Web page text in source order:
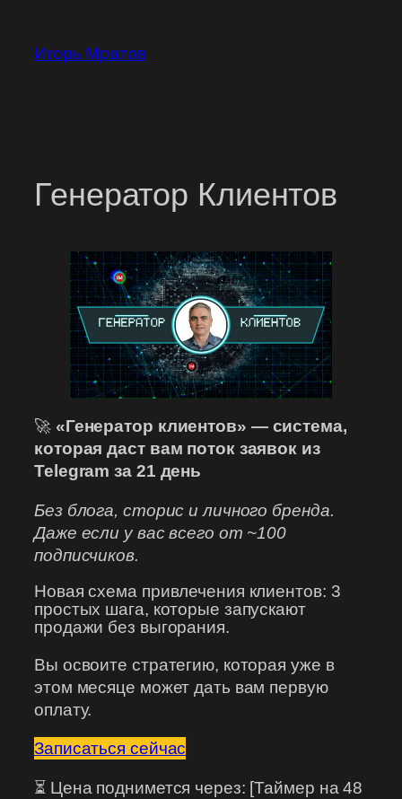
содержимому
Игорь Мратов
Генератор Клиентов
🚀 «Генератор клиентов» — система,
которая даст вам поток заявок из
Telegram за 21 день
Без блога, сторис и личного бренда.
Даже если у вас всего от ~100
подписчиков.
Новая схема привлечения клиентов: 3
простых шага, которые запускают
продажи без выгорания.
Вы освоите стратегию, которая уже в
этом месяце может дать вам первую
оплату.
Записаться сейчас
⏳ Цена поднимется через: [Таймер на 48